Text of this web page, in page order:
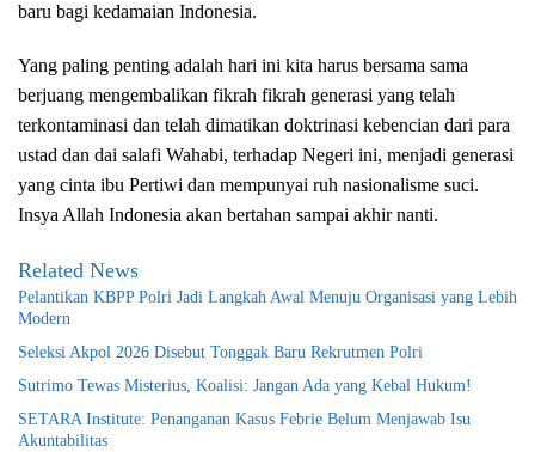
baru bagi kedamaian Indonesia.
Yang paling penting adalah hari ini kita harus bersama sama
berjuang mengembalikan fikrah fikrah generasi yang telah
terkontaminasi dan telah dimatikan doktrinasi kebencian dari para
ustad dan dai salafi Wahabi, terhadap Negeri ini, menjadi generasi
yang cinta ibu Pertiwi dan mempunyai ruh nasionalisme suci.
Insya Allah Indonesia akan bertahan sampai akhir nanti.
Related News
Pelantikan KBPP Polri Jadi Langkah Awal Menuju Organisasi yang Lebih
Modern
Seleksi Akpol 2026 Disebut Tonggak Baru Rekrutmen Polri
Sutrimo Tewas Misterius, Koalisi: Jangan Ada yang Kebal Hukum!
SETARA Institute: Penanganan Kasus Febrie Belum Menjawab Isu
Akuntabilitas